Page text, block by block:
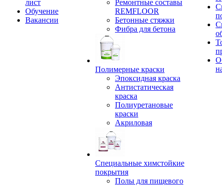
лист
Обучение
Вакансии
Ремонтные составы
REMFLOOR
Бетонные стяжки
Фибра для бетона
Полимерные краски
Эпоксидная краска
Антистатическая
краска
Полиуретановые
краски
Акриловая
Специальные химстойкие
покрытия
Полы для пищевого